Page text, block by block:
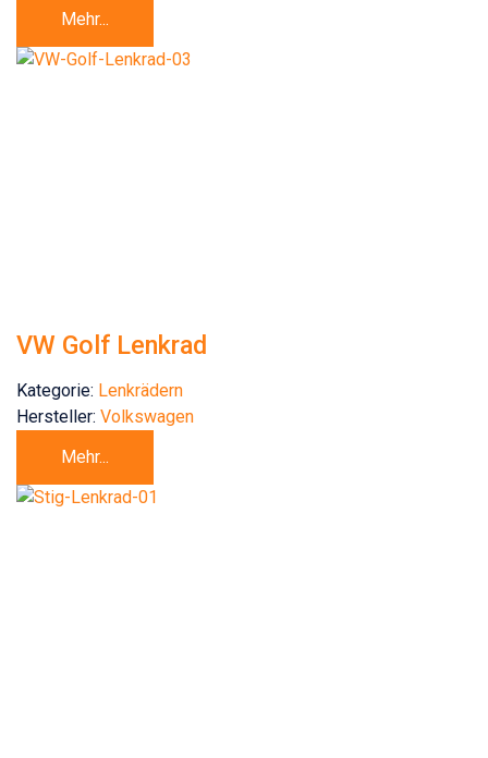
Mehr...
VW Golf Lenkrad
Kategorie: Lenkrädern
Hersteller: Volkswagen
Mehr...